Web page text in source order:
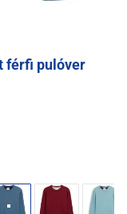
férfi pulóver